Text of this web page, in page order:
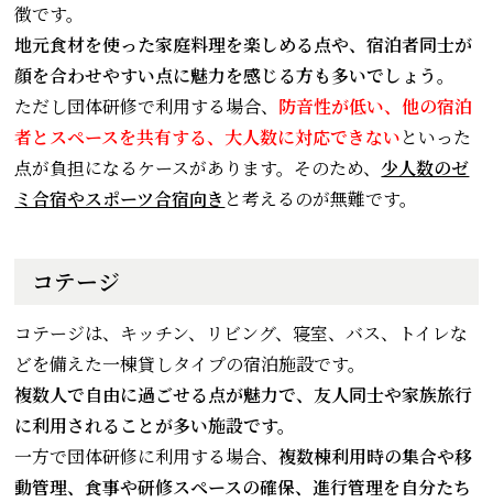
徴です。
地元食材を使った家庭料理を楽しめる点や、宿泊者同士が
顔を合わせやすい点に魅力を感じる方も多いでしょう。
ただし団体研修で利用する場合、 防音性が低い、他の宿泊
者とスペースを共有する、大人数に対応できないといった
点が負担になるケースがあります。そのため、 少人数のゼ
ミ合宿やスポーツ合宿向き と考えるのが無難です。
コテージ
コテージは、キッチン、リビング、寝室、バス、トイレな
どを備えた一棟貸しタイプの宿泊施設です。
複数人で自由に過ごせる点が魅力で、友人同士や家族旅行
に利用されることが多い施設です。
一方で団体研修に利用する場合、複数棟利用時の集合や移
動管理、食事や研修スペースの確保、進行管理を自分たち